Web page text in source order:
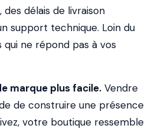
délais de livraison
support technique. Loin du
qui ne répond pas à vos
marque plus facile. Vendre
de construire une présence
votre boutique ressemble